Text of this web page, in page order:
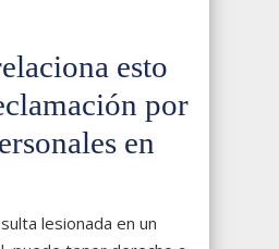
esto
por
en
lesionada en un